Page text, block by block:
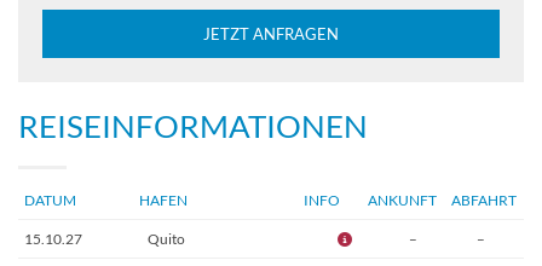
JETZT ANFRAGEN
REISEINFORMATIONEN
DATUM HAFEN INFO ANKUNFT ABFAHRT
15.10.27 Quito – –